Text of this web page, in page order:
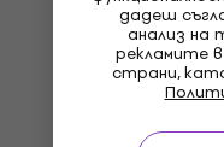
дадеш
анализ на
рекламите
страни,